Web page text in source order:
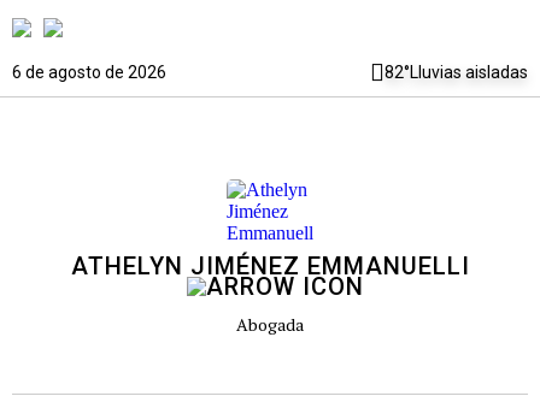
6 de agosto de 2026 82°Lluvias aisladas
ATHELYN JIMÉNEZ EMMANUELLI
Abogada